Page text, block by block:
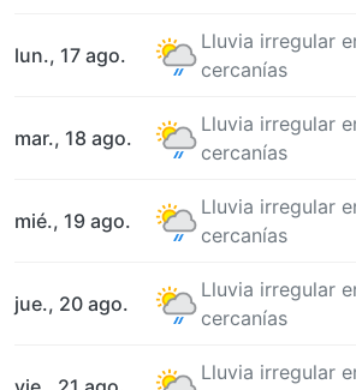
lun., 17 ago.
Lluvia irregular
cercanías
mar., 18 ago.
Lluvia irregular
cercanías
mié., 19 ago.
Lluvia irregular
cercanías
jue., 20 ago.
Lluvia irregular
cercanías
Lluvia irregular